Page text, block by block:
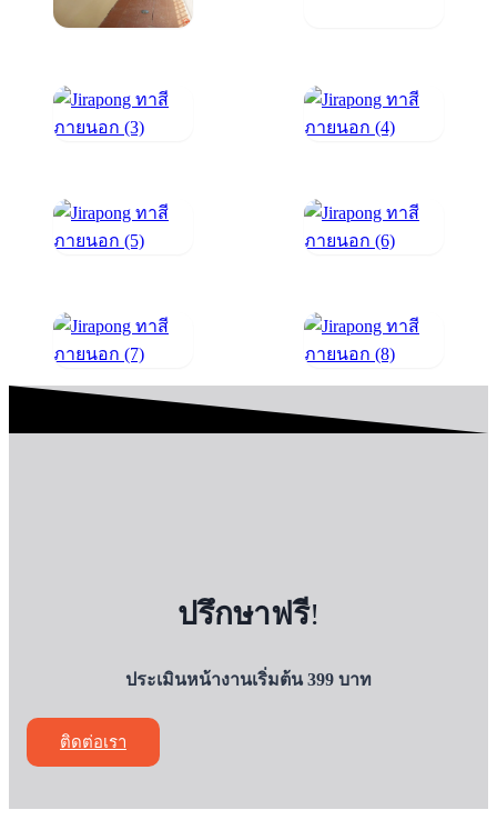
ปรึกษาฟรี!
ประเมินหน้างานเริ่มต้น 399 บาท
ติดต่อเรา